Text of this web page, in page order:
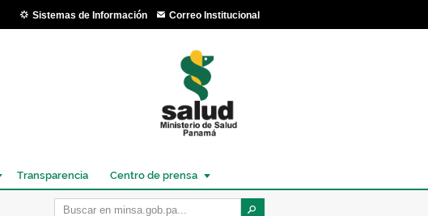
Sistemas de Información Correo Institucional
Transparencia Centro de prensa